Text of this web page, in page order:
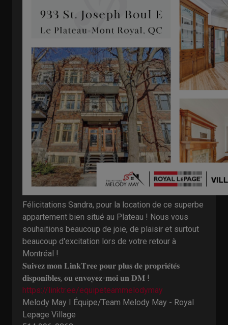
Félicitations Sandra, pour la location de ce superbe
appartement bien situé au Plateau ! Nous vous
souhaitions beaucoup de joie, de plaisir et surtout
beaucoup d'excitation lors de votre retour à
Montréal !
𝐒𝐮𝐢𝐯𝐞𝐳 𝐦𝐨𝐧 𝐋𝐢𝐧𝐤𝐓𝐫𝐞𝐞 𝐩𝐨𝐮𝐫 𝐩𝐥𝐮𝐬 𝐝𝐞 𝐩𝐫𝐨𝐩𝐫𝐢𝐞́𝐭𝐞́𝐬
𝐝𝐢𝐬𝐩𝐨𝐧𝐢𝐛𝐥𝐞𝐬, 𝐨𝐮 𝐞𝐧𝐯𝐨𝐲𝐞𝐳-𝐦𝐨𝐢 𝐮𝐧 𝐃𝐌 !
https://linktr.ee/equipeteammelodymay
Melody May I Équipe/Team Melody May - Royal
Lepage Village